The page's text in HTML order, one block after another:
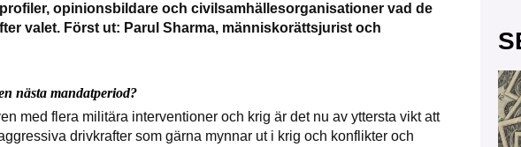
opinionsbildare och civilsamhällesorganisationer vad de
valet. Först ut: Parul Sharma, människorättsjurist och
nästa mandatperiod?
med flera militära interventioner och krig är det nu av yttersta vikt att
drivkrafter som gärna mynnar ut i krig och konflikter och
SMB kämpar för en hållbar framtid. Sedan starten 2010 har vår
ideella redaktion drivit miljödebatten framåt genom
Stötta vårt arbete genom att swisha en slant till